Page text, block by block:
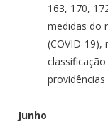
163, 170,
medidas do
(COVID-
providências
Junho